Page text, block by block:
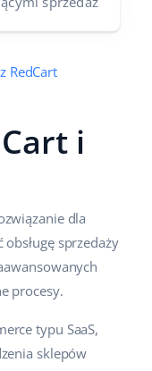
RedCart
i
dla
sprzedaży
procesy.
typu SaaS,
sklepów